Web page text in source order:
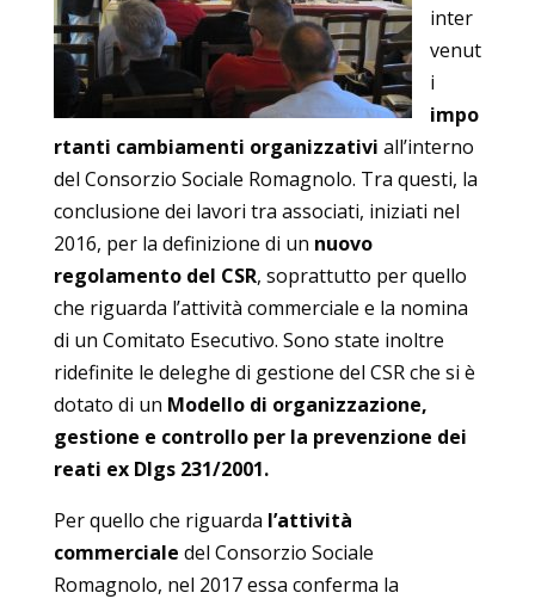
inter
venut
i
impo
rtanti cambiamenti organizzativi all’interno
del Consorzio Sociale Romagnolo. Tra questi, la
conclusione dei lavori tra associati, iniziati nel
2016, per la definizione di un nuovo
regolamento del CSR, soprattutto per quello
che riguarda l’attività commerciale e la nomina
di un Comitato Esecutivo. Sono state inoltre
ridefinite le deleghe di gestione del CSR che si è
dotato di un Modello di organizzazione,
gestione e controllo per la prevenzione dei
reati ex Dlgs 231/2001.
Per quello che riguarda l’attività
commerciale del Consorzio Sociale
Romagnolo, nel 2017 essa conferma la